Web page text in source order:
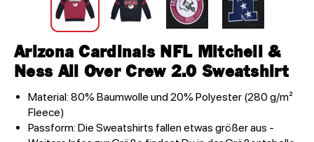
Arizona Cardinals NFL Mitchell &
Ness All Over Crew 2.0 Sweatshirt
Material: 80% Baumwolle und 20% Polyester (280 g/m²
Fleece)
Passform: Die Sweatshirts fallen etwas größer aus -